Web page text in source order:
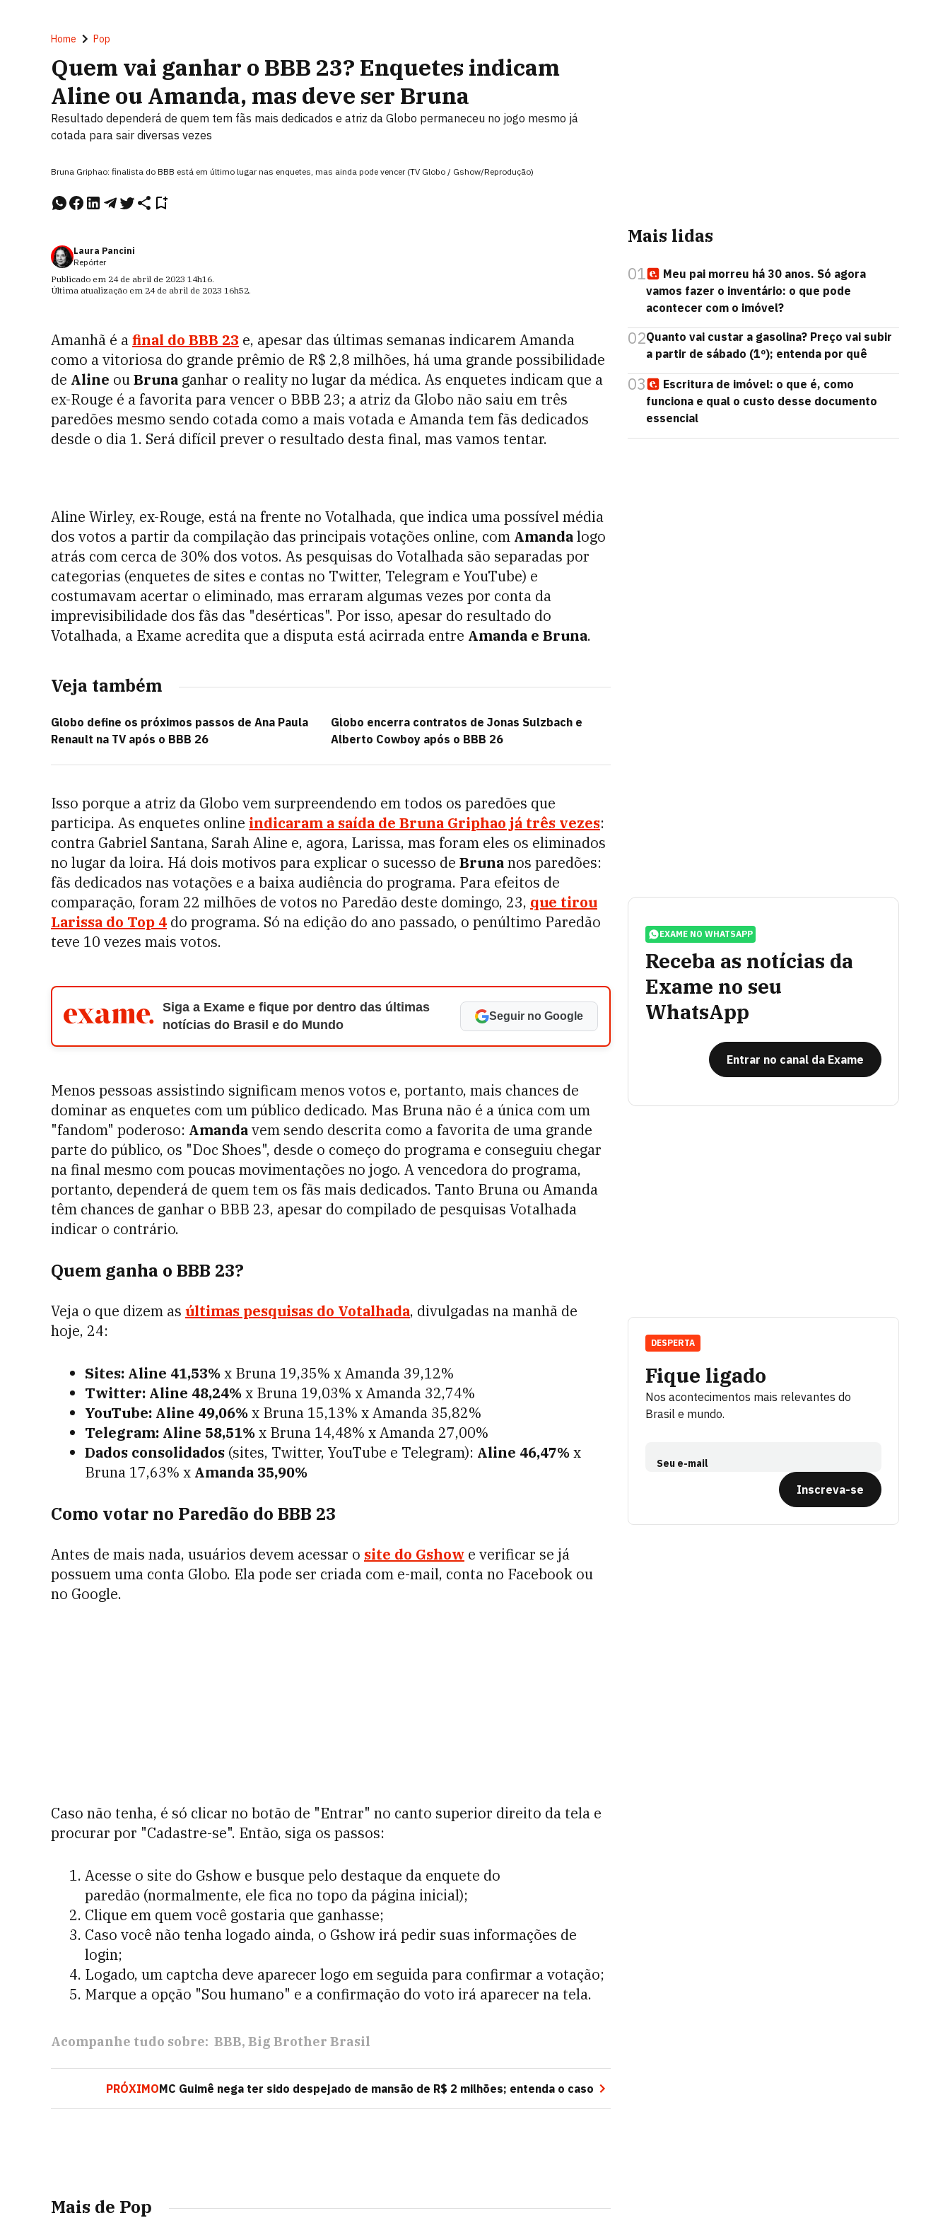
Home Pop
Quem vai ganhar o BBB 23? Enquetes indicam
Aline ou Amanda, mas deve ser Bruna
Resultado dependerá de quem tem fãs mais dedicados e atriz da Globo permaneceu no jogo mesmo já
cotada para sair diversas vezes
Bruna Griphao: finalista do BBB está em último lugar nas enquetes, mas ainda pode vencer (TV Globo / Gshow/Reprodução)
Laura Pancini
Repórter
Publicado em 24 de abril de 2023 14h16.
Última atualização em 24 de abril de 2023 16h52.
Amanhã é afinal do BBB 23 e, apesar das últimas semanas indicarem Amanda
como a vitoriosa do grande prêmio de R$ 2,8 milhões, há uma grande possibilidade
de Aline ouBruna ganhar o reality no lugar da médica. As enquetes indicam que a
ex-Rouge é a favorita para vencer o BBB 23; a atriz da Globo não saiu em três
paredões mesmo sendo cotada como a mais votada e Amanda tem fãs dedicados
desde o dia 1. Será difícil prever o resultado desta final, mas vamos tentar.
Aline Wirley, ex-Rouge, está na frente no Votalhada, que indica uma possível média
dos votos a partir da compilação das principais votações online, com Amandalogo
atrás com cerca de 30% dos votos. As pesquisas do Votalhada são separadas por
categorias (enquetes de sites e contas no Twitter, Telegram e YouTube) e
costumavam acertar o eliminado, mas erraram algumas vezes por conta da
imprevisibilidade dos fãs das "desérticas". Por isso, apesar do resultado do
Votalhada, a Exame acredita que a disputa está acirrada entre Amanda e Bruna.
Veja também
Globo define os próximos passos de Ana Paula
Renault na TV após o BBB 26
Globo encerra contratos de Jonas Sulzbach e
Alberto Cowboy após o BBB 26
Isso porque a atriz da Globo vem surpreendendo em todos os paredões que
participa. As enquetes online indicaram a saída de Bruna Griphao já três vezes:
contra Gabriel Santana, Sarah Aline e, agora, Larissa, mas foram eles os eliminados
no lugar da loira. Há dois motivos para explicar o sucesso de Brunanos paredões:
fãs dedicados nas votações e a baixa audiência do programa. Para efeitos de
comparação, foram 22 milhões de votos no Paredão deste domingo, 23, que tirou
Larissa do Top 4 do programa. Só na edição do ano passado, o penúltimo Paredão
teve 10 vezes mais votos.
Siga a Exame e fique por dentro das últimas
notícias do Brasil e do Mundo
Seguir no Google
Menos pessoas assistindo significam menos votos e, portanto, mais chances de
dominar as enquetes com um público dedicado. Mas Bruna não é a única com um
"fandom" poderoso: Amandavem sendo descrita como a favorita de uma grande
parte do público, os "Doc Shoes", desde o começo do programa e conseguiu chegar
na final mesmo com poucas movimentações no jogo. A vencedora do programa,
portanto, dependerá de quem tem os fãs mais dedicados. Tanto Bruna ou Amanda
têm chances de ganhar o BBB 23, apesar do compilado de pesquisas Votalhada
indicar o contrário.
Quem ganha o BBB 23?
Veja o que dizem as últimas pesquisas do Votalhada, divulgadas na manhã de
hoje, 24:
Sites: Aline 41,53% x Bruna 19,35% xAmanda 39,12%
Twitter: Aline 48,24% x Bruna 19,03% xAmanda 32,74%
YouTube: Aline 49,06% x Bruna 15,13% xAmanda 35,82%
Telegram: Aline 58,51% x Bruna 14,48% xAmanda 27,00%
Dados consolidados (sites, Twitter, YouTube e Telegram): Aline 46,47% x
Bruna 17,63% x Amanda 35,90%
Como votar no Paredão do BBB 23
Antes de mais nada, usuários devem acessar o site do Gshow e verificar se já
possuem uma conta Globo. Ela pode ser criada com e-mail, conta no Facebook ou
no Google.
Caso não tenha, é só clicar no botão de "Entrar" no canto superior direito da tela e
procurar por "Cadastre-se". Então, siga os passos:
Acesse o site do Gshow e busque pelo destaque da enquete do
paredão (normalmente, ele fica no topo da página inicial);
Clique em quem você gostaria que ganhasse;
Caso você não tenha logado ainda, o Gshow irá pedir suas informações de
login;
Logado, um captcha deve aparecer logo em seguida para confirmar a votação;
Marque a opção "Sou humano" e a confirmação do voto irá aparecer na tela.
Acompanhe tudo sobre: BBB Big Brother Brasil
PRÓXIMOMC Guimê nega ter sido despejado de mansão de R$ 2 milhões; entenda o caso
Mais de Pop
Mais lidas
01
Meu pai morreu há 30 anos. Só agora
vamos fazer o inventário: o que pode
acontecer com o imóvel?
02Quanto vai custar a gasolina? Preço vai subir
a partir de sábado (1º); entenda por quê
03
Escritura de imóvel: o que é, como
funciona e qual o custo desse documento
essencial
EXAME NO WHATSAPP
Receba as notícias da
Exame no seu
WhatsApp
Entrar no canal da Exame
Fique ligado
Nos acontecimentos mais relevantes do
Brasil e mundo.
Seu e-mail
Inscreva-se
DESPERTA